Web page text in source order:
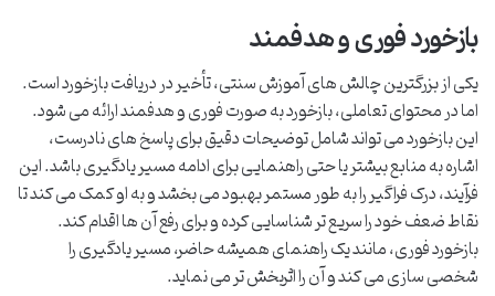
بازخورد فوری و هدفمند
یکی از بزرگترین چالش های آموزش سنتی، تأخیر در دریافت بازخورد است.
اما در محتوای تعاملی، بازخورد به صورت فوری و هدفمند ارائه می شود.
این بازخورد می تواند شامل توضیحات دقیق برای پاسخ های نادرست،
اشاره به منابع بیشتر یا حتی راهنمایی برای ادامه مسیر یادگیری باشد. این
فرآیند، درک فراگیر را به طور مستمر بهبود می بخشد و به او کمک می کند تا
نقاط ضعف خود را سریع تر شناسایی کرده و برای رفع آن ها اقدام کند.
بازخورد فوری، مانند یک راهنمای همیشه حاضر، مسیر یادگیری را
شخصی سازی می کند و آن را اثربخش تر می نماید.